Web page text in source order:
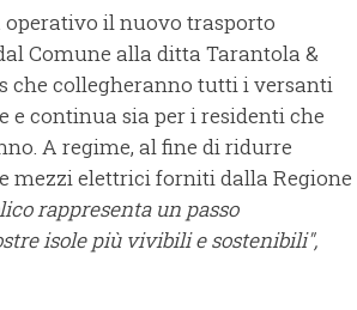
il nuovo trasporto
Comune alla ditta Tarantola &
che collegheranno tutti i versanti
continua sia per i residenti che
A regime, al fine di ridurre
mezzi elettrici forniti dalla Regione
rappresenta un passo
isole più vivibili e sostenibili",